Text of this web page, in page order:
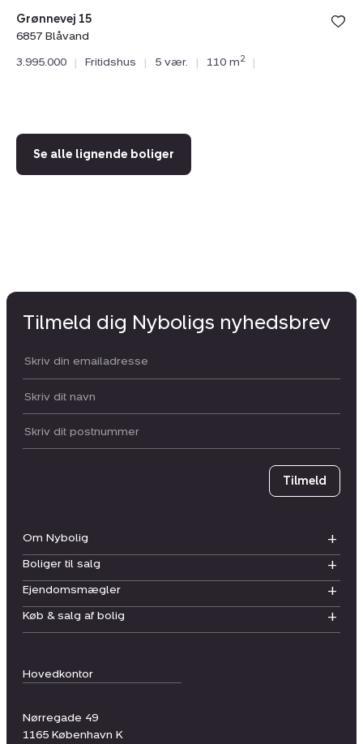
Grønnevej 15
6857 Blåvand
3.995.000
| Fritidshus | 5 vær. | 110 m2 |
Se alle lignende boliger
Hovedkontor
Nørregade 49
1165 København K
Om Nybolig
Boliger til salg
Ejendomsmægler
Køb & salg af bolig
Tilmeld dig Nyboligs nyhedsbrev
Din email:
Dit navn:
Postnummer
Tilmeld